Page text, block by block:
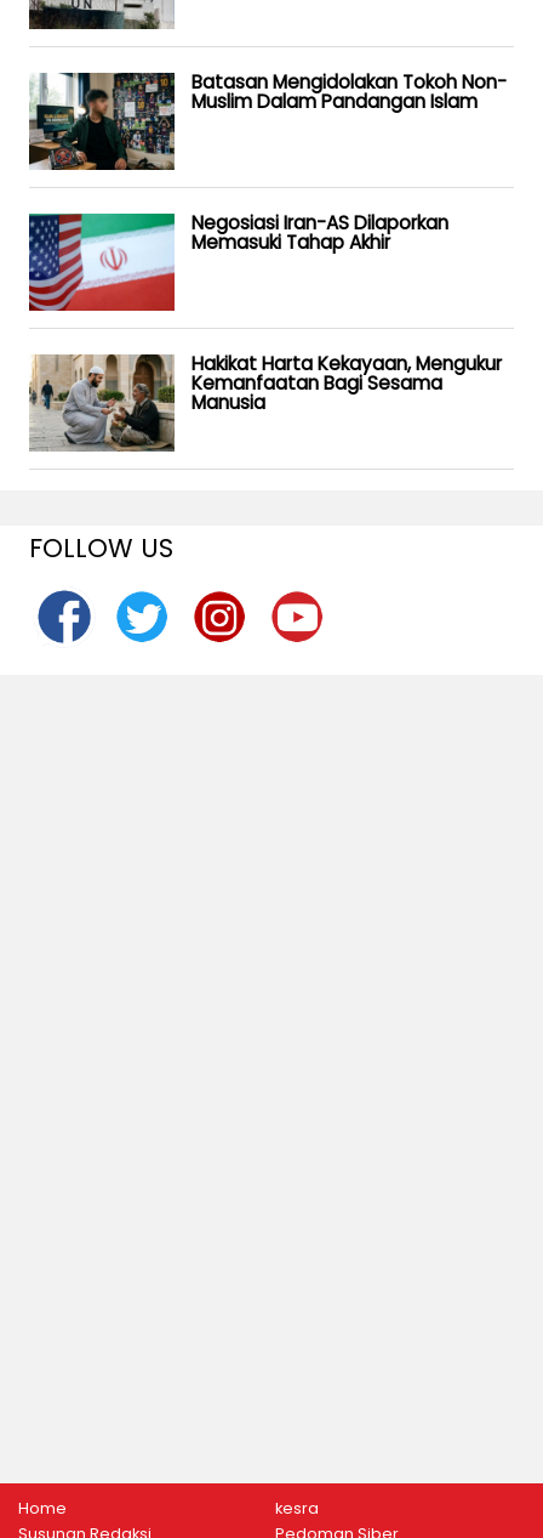
Batasan Mengidolakan Tokoh Non-
Muslim Dalam Pandangan Islam
Negosiasi Iran-AS Dilaporkan
Memasuki Tahap Akhir
Hakikat Harta Kekayaan, Mengukur
Kemanfaatan Bagi Sesama
Manusia
FOLLOW US
Home
Susunan Redaksi
kesra
Pedoman Siber